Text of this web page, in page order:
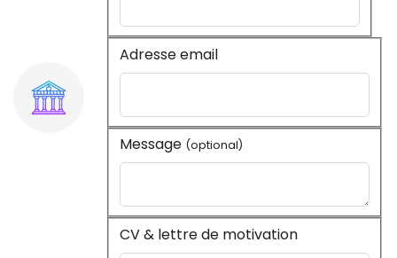
Adresse email
Message (optional)
CV & lettre de motivation